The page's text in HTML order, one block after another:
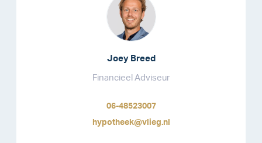
Joey Breed
Financieel Adviseur
06-48523007
hypotheek@vlieg.nl